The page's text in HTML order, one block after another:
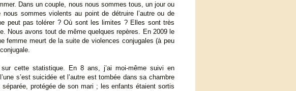
Dans un couple, nous nous sommes tous, un jour ou
sommes violents au point de détruire l’autre ou de
peut pas tolérer ? Où sont les limites ? Elles sont très
Nous avons tout de même quelques repères. En 2009 le
femme meurt de la suite de violences conjugales (à peu
cette statistique. En 8 ans, j’ai moi-même suivi en
s’est suicidée et l’autre est tombée dans sa chambre
protégée de son mari ; les enfants étaient sortis